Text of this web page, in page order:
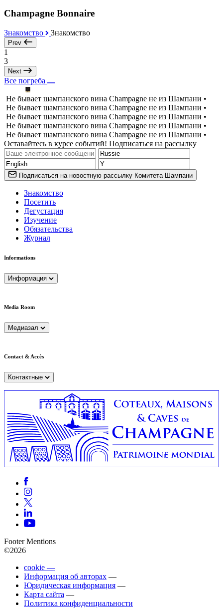
Champagne Bonnaire
Знакомство Знакомство
Prev
1
3
Next
Все погреба
Не бывает шампанского вина Champagne не из Шампани •
Не бывает шампанского вина Champagne не из Шампани •
Не бывает шампанского вина Champagne не из Шампани •
Не бывает шампанского вина Champagne не из Шампани •
Не бывает шампанского вина Champagne не из Шампани •
Оставайтесь в курсе событий! Подписаться на рассылку
Подписаться на новостную рассылку Комитета Шампани
Знакомство
Посетить
Дегустация
Изучение
Обязательства
Журнал
Informations
Информация
Media Room
Медиазал
Contact & Accès
Контактные
Footer Mentions
©2026
cookie —
Информация об авторах —
Юридическая информация —
Карта сайта —
Политика конфиденциальности